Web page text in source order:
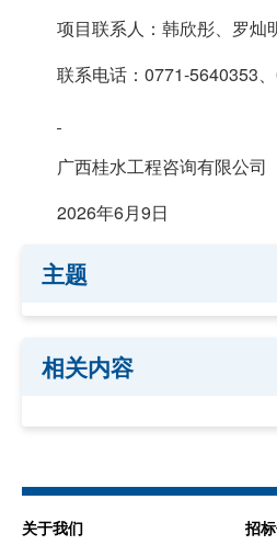
项目联系人：韩欣彤、罗灿
联系电话：0771-5640353
广西桂水工程咨询有限公司
2026年6月9日
主题
相关内容
关于我们 招